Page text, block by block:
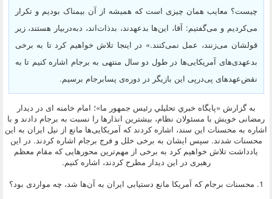
چیست؟ معایب همان چیزی است که همیشه از آن بیمناک بودیم و تکرار
می‌کردیم و می‌گفتیم: آقا، این‌ها بدعهدند، بدذات‌اند، دبه‌دربیار هستند، زیر
قولشان می‌زنند، عمل نمی‌کنند.» در اینجا تلاش خواهیم کرد تا به برخی
بدعهدی‌های آمریکایی‌ها در طول دو سال منتهی به برجام اشاره کنیم تا به
نقض‌عهدهای پی‌درپی این بازیگر در دوره‌ی پسابرجام برسیم.
به گزارش «پايگاه خبري تحليلي رئيس جمهور ما»؛ امام خامنه ای در دیدار
رمضانی خویش با مسئولان نظام، بیشترین انذارها را نسبت به برجام دادند و با
اشاره به محسنات این سند، اشاره کردند که آمریکایی‌ها مانع از نیل ایران به این
محسنات شدند. سپس ایشان به برخی خلل و فرج برجام اشاره کردند. در این
یادداشت تلاش خواهیم کرد به برخی از مهم‌ترین محورهایی که مقام معظم
رهبری در این دیدار مطرح کردند، اشاره کنیم.
1. محسنات برجام که آمریکا مانع دستیابی ایران به آن‌ها شد، چه مواردی بود؟